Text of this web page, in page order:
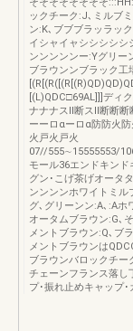
ックチーク:J､ミルブ
ン:K､ブブブラッラッ
イシャイャシシシシシ
ンンンンンー:Yグリー
ブラウンンブラック工
[(L)QDC□69AL]]]ディ
ナナナスⅡ断スⅡ断断
ーーロαーロα防防火
火戸火戸火
07//555∼15555553/
モール36エンドキン
グン･こげ茶げオータ
ンンンンホワイトミル
グ､グリーンン:A､:Aホ
オータムブラウン:G､
メントブラウン:Q､ブ
メントブラウンは
ブラウンバロックチー
チェーンフランス落し
プ･振れ止めキャップ